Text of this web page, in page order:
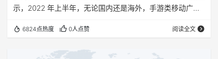
示，2022 年上半年，无论国内还是海外，手游类移动广告
断加剧。 为了更全面地观察全球手游买量市场变化，
6824点热度 0人点赞 阅读全文